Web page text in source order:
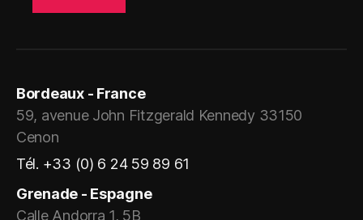
Bordeaux - France
59, avenue John Fitzgerald Kennedy 33150
Cenon
Tél. +33 (0) 6 24 59 89 61
Grenade - Espagne
Calle Andorra 1, 5B